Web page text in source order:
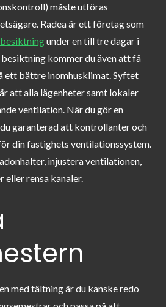
måste utföras
Radea är ett företag som
under en till tre dagar i
kommer du även att få
ett bättre inomhusklimat. Syftet
att alla lägenheter samt lokaler
ventilation. När du gör en
garanterad att kontrollanter och
din fastighets ventilationssystem.
injustera ventilationen,
rensa kanaler.
med tältning är du kanske redo